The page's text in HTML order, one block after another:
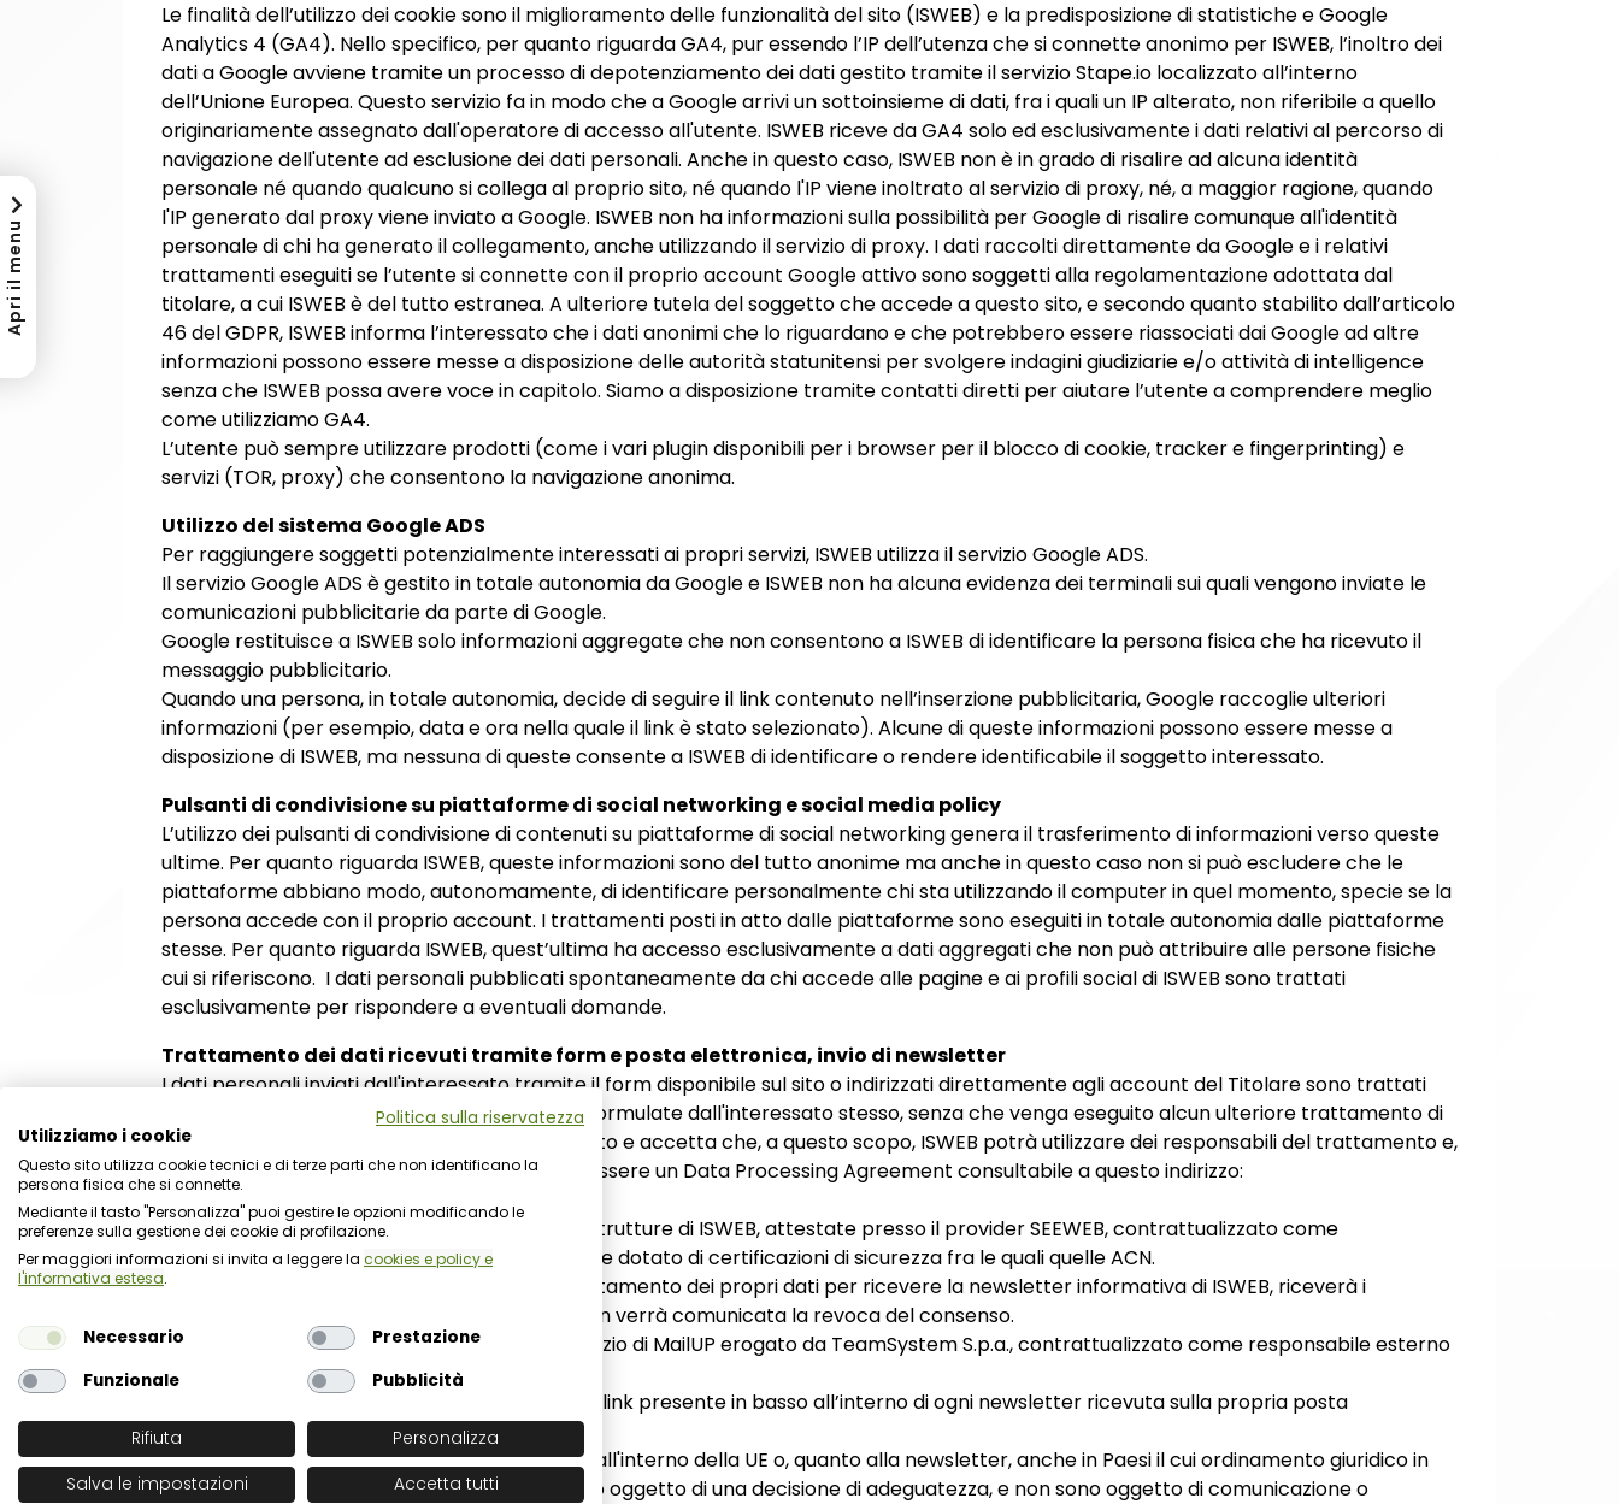
Le finalità dell’utilizzo dei cookie sono il miglioramento delle funzionalità del sito (ISWEB) e la predisposizione di statistiche e Google
Analytics 4 (GA4). Nello specifico, per quanto riguarda GA4, pur essendo l’IP dell’utenza che si connette anonimo per ISWEB, l’inoltro dei
dati a Google avviene tramite un processo di depotenziamento dei dati gestito tramite il servizio Stape.io localizzato all’interno
dell’Unione Europea. Questo servizio fa in modo che a Google arrivi un sottoinsieme di dati, fra i quali un IP alterato, non riferibile a quello
originariamente assegnato dall'operatore di accesso all'utente. ISWEB riceve da GA4 solo ed esclusivamente i dati relativi al percorso di
navigazione dell'utente ad esclusione dei dati personali. Anche in questo caso, ISWEB non è in grado di risalire ad alcuna identità
personale né quando qualcuno si collega al proprio sito, né quando l'IP viene inoltrato al servizio di proxy, né, a maggior ragione, quando
l'IP generato dal proxy viene inviato a Google. ISWEB non ha informazioni sulla possibilità per Google di risalire comunque all'identità
personale di chi ha generato il collegamento, anche utilizzando il servizio di proxy. I dati raccolti direttamente da Google e i relativi
trattamenti eseguiti se l’utente si connette con il proprio account Google attivo sono soggetti alla regolamentazione adottata dal
titolare, a cui ISWEB è del tutto estranea. A ulteriore tutela del soggetto che accede a questo sito, e secondo quanto stabilito dall’articolo
46 del GDPR, ISWEB informa l’interessato che i dati anonimi che lo riguardano e che potrebbero essere riassociati dai Google ad altre
informazioni possono essere messe a disposizione delle autorità statunitensi per svolgere indagini giudiziarie e/o attività di intelligence
senza che ISWEB possa avere voce in capitolo. Siamo a disposizione tramite contatti diretti per aiutare l’utente a comprendere meglio
come utilizziamo GA4.
L’utente può sempre utilizzare prodotti (come i vari plugin disponibili per i browser per il blocco di cookie, tracker e fingerprinting) e
servizi (TOR, proxy) che consentono la navigazione anonima.
Utilizzo del sistema Google ADS
Per raggiungere soggetti potenzialmente interessati ai propri servizi, ISWEB utilizza il servizio Google ADS.
Il servizio Google ADS è gestito in totale autonomia da Google e ISWEB non ha alcuna evidenza dei terminali sui quali vengono inviate le
comunicazioni pubblicitarie da parte di Google.
Google restituisce a ISWEB solo informazioni aggregate che non consentono a ISWEB di identificare la persona fisica che ha ricevuto il
messaggio pubblicitario.
Quando una persona, in totale autonomia, decide di seguire il link contenuto nell’inserzione pubblicitaria, Google raccoglie ulteriori
informazioni (per esempio, data e ora nella quale il link è stato selezionato). Alcune di queste informazioni possono essere messe a
disposizione di ISWEB, ma nessuna di queste consente a ISWEB di identificare o rendere identificabile il soggetto interessato.
Pulsanti di condivisione su piattaforme di social networking e social media policy
L’utilizzo dei pulsanti di condivisione di contenuti su piattaforme di social networking genera il trasferimento di informazioni verso queste
ultime. Per quanto riguarda ISWEB, queste informazioni sono del tutto anonime ma anche in questo caso non si può escludere che le
piattaforme abbiano modo, autonomamente, di identificare personalmente chi sta utilizzando il computer in quel momento, specie se la
persona accede con il proprio account. I trattamenti posti in atto dalle piattaforme sono eseguiti in totale autonomia dalle piattaforme
stesse. Per quanto riguarda ISWEB, quest’ultima ha accesso esclusivamente a dati aggregati che non può attribuire alle persone fisiche
cui si riferiscono. I dati personali pubblicati spontaneamente da chi accede alle pagine e ai profili social di ISWEB sono trattati
esclusivamente per rispondere a eventuali domande.
Trattamento dei dati ricevuti tramite form e posta elettronica, invio di newsletter
I dati personali inviati dall'interessato tramite il form disponibile sul sito o indirizzati direttamente agli account del Titolare sono trattati
esclusivamente per dare corso alle richieste formulate dall'interessato stesso, senza che venga eseguito alcun ulteriore trattamento di
profilazione individuale; l’interessato è informato e accetta che, a questo scopo, ISWEB potrà utilizzare dei responsabili del trattamento e,
nello specifico, Hubspot.com con il quale è in essere un Data Processing Agreement consultabile a questo indirizzo:
https://legal.hubspot.com/dpa
La posta elettronica è gestita tramite le infrastrutture di ISWEB, attestate presso il provider SEEWEB, contrattualizzato come
responsabile esterno ai sensi dell'art. 28 GDPR,e dotato di certificazioni di sicurezza fra le quali quelle ACN.
Se l'interessato ha prestato il consenso al trattamento dei propri dati per ricevere la newsletter informativa di ISWEB, riceverà i
messaggi all'indirizzo indicato fino a quando non verrà comunicata la revoca del consenso.
L'invio delle newsletter è gestito tramite il servizio di MailUP erogato da TeamSystem S.p.a., contrattualizzato come responsabile esterno
ai sensi dell'art. 28 GDPR.
Per non ricevere più la newsletter, fare clic sul link presente in basso all’interno di ogni newsletter ricevuta sulla propria posta
elettronica.
I dati inviati dall'interessato sono memorizzati all'interno della UE o, quanto alla newsletter, anche in Paesi il cui ordinamento giuridico in
materia di protezione dei dati personali è stato oggetto di una decisione di adeguatezza, e non sono oggetto di comunicazione o
Apri il menu
Politica sulla riservatezza
Utilizziamo i cookie
Questo sito utilizza cookie tecnici e di terze parti che non identificano la
persona fisica che si connette.
Mediante il tasto "Personalizza" puoi gestire le opzioni modificando le
preferenze sulla gestione dei cookie di profilazione.
Per maggiori informazioni si invita a leggere la cookies e policy e
l'informativa estesa.
Necessario
Prestazione
Funzionale
Pubblicità
Rifiuta
Personalizza
Salva le impostazioni
Accetta tutti